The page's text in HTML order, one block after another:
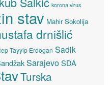
korona virus
stav Mahir Sokolija
drnišlić
Tayyip Erdogan Sadik
SarajevoSDA
Turska